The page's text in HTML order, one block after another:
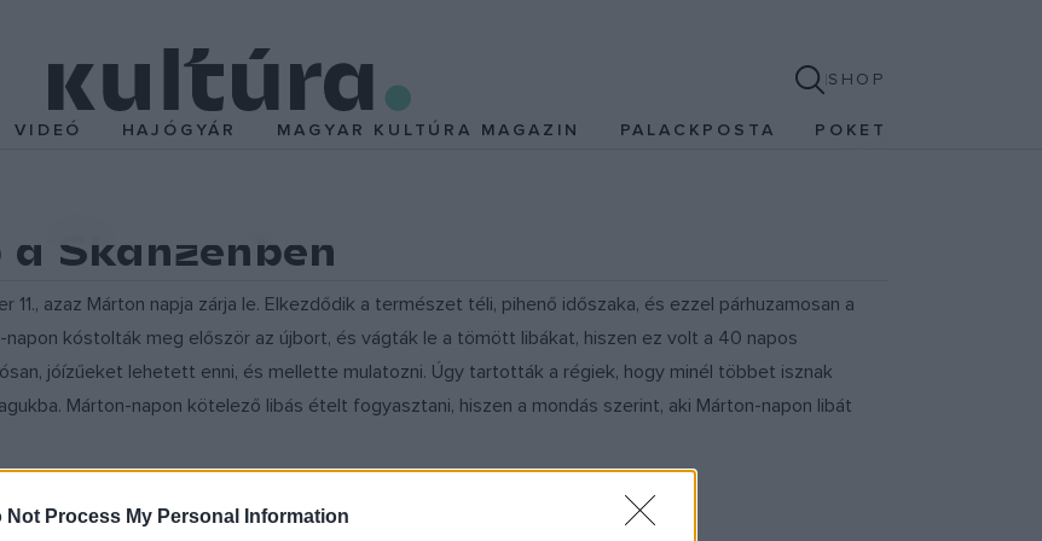
Not Process My Personal Information
SHOP
VIDEÓ HAJÓGYÁR MAGYAR KULTÚRA MAGAZIN PALACKPOSTA POKET
Skanzenben
azaz Márton napja zárja le. Elkezdődik a természet téli, pihenő időszaka, és ezzel párhuzamosan a
napon kóstolták meg először az újbort, és vágták le a tömött libákat, hiszen ez volt a 40 napos
jóízűeket lehetett enni, és mellette mulatozni. Úgy tartották a régiek, hogy minél többet isznak
Márton-napon kötelező libás ételt fogyasztani, hiszen a mondás szerint, aki Márton-napon libát